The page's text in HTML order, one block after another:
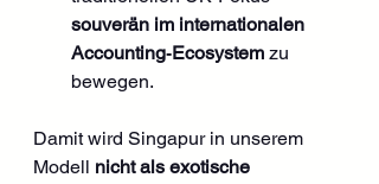
souverän im internationalen
Accounting‑Ecosystem zu
bewegen.
Damit wird Singapur in unserem
Modell nicht als exotische